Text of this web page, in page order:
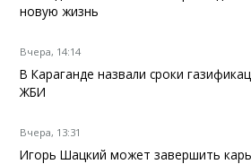
новую жизнь
Вчера, 14:14
В Караганде назвали сроки
ЖБИ
Вчера, 13:31
Игорь Шацкий может завершить